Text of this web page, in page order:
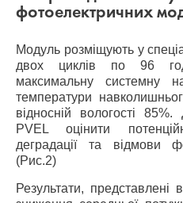
фотоелектричних
Модуль розміщують у
двох циклів по 96
максимальну системну
температури
відносній вологості
PVEL оцінити
деградації та відмови
(Рис.2)
Результати, представлені